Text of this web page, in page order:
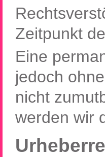
Zeitpunkt
Eine
jedoch
nicht
werden wir